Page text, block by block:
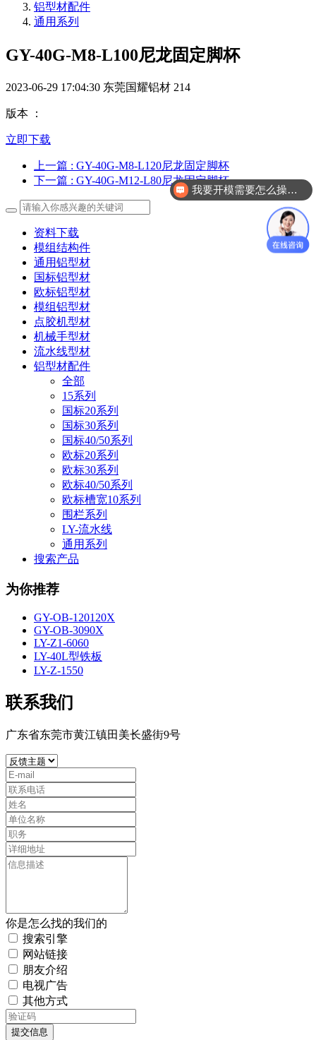
铝型材配件
通用系列
GY-40G-M8-L100尼龙固定脚杯
2023-06-29 17:04:30 东莞国耀铝材 214
版本 ：
立即下载
上一篇 : GY-40G-M8-L120尼龙固定脚杯
下一篇 : GY-40G-M12-L80尼龙固定脚杯
资料下载
模组结构件
通用铝型材
国标铝型材
欧标铝型材
模组铝型材
点胶机型材
机械手型材
流水线型材
铝型材配件
全部
15系列
国标20系列
国标30系列
国标40/50系列
欧标20系列
欧标30系列
欧标40/50系列
欧标槽宽10系列
围栏系列
LY-流水线
通用系列
搜索产品
为你推荐
GY-OB-120120X
GY-OB-3090X
LY-Z1-6060
LY-40L型铁板
LY-Z-1550
联系我们
广东省东莞市黄江镇田美长盛街9号
你是怎么找的我们的
搜索引擎
网站链接
朋友介绍
电视广告
其他方式
提交信息
我要开模需要怎么操作？